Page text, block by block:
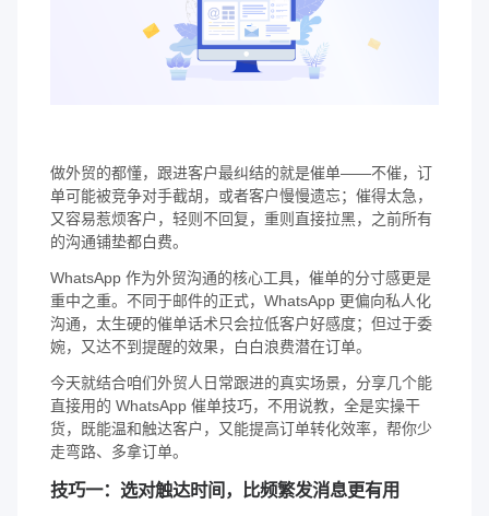
做外贸的都懂，跟进客户最纠结的就是催单——不催，订
单可能被竞争对手截胡，或者客户慢慢遗忘；催得太急，
又容易惹烦客户，轻则不回复，重则直接拉黑，之前所有
的沟通铺垫都白费。
WhatsApp 作为外贸沟通的核心工具，催单的分寸感更是
重中之重。不同于邮件的正式，WhatsApp 更偏向私人化
沟通，太生硬的催单话术只会拉低客户好感度；但过于委
婉，又达不到提醒的效果，白白浪费潜在订单。
今天就结合咱们外贸人日常跟进的真实场景，分享几个能
直接用的 WhatsApp 催单技巧，不用说教，全是实操干
货，既能温和触达客户，又能提高订单转化效率，帮你少
走弯路、多拿订单。
技巧一：选对触达时间，比频繁发消息更有用